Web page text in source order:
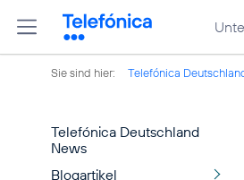
Sie sind hier: Telefónica
Telefónica Deutschland
News
Blogartikel